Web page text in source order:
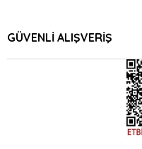
GÜVENLİ ALIŞVERİŞ